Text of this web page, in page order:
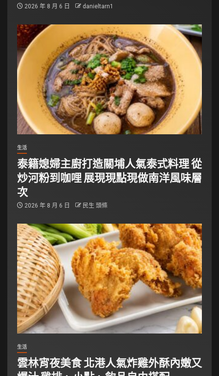
2026 年 8 月 6 日 danieltarn1
生活
泰籍媳婦主廚打造關埔人氣泰式料理 從
炒河粉到咖哩 展現現點現做南洋風味層
次
2026 年 8 月 6 日 民生 頭條
生活
雲林宵夜美食 北港人氣炸雞外酥內嫩又